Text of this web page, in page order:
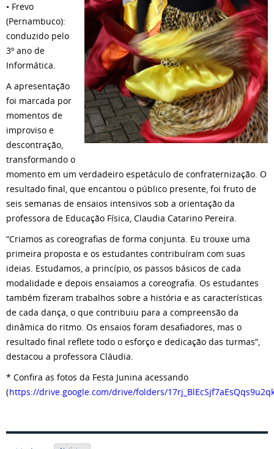
• Frevo
(Pernambuco):
conduzido pelo
3º ano de
Informática.
A apresentação
foi marcada por
momentos de
improviso e
descontração,
transformando o
momento em um verdadeiro espetáculo de confraternização. O
resultado final, que encantou o público presente, foi fruto de
seis semanas de ensaios intensivos sob a orientação da
professora de Educação Física, Claudia Catarino Pereira.
“Criamos as coreografias de forma conjunta. Eu trouxe uma
primeira proposta e os estudantes contribuíram com suas
ideias. Estudamos, a princípio, os passos básicos de cada
modalidade e depois ensaiamos a coreografia. Os estudantes
também fizeram trabalhos sobre a história e as características
de cada dança, o que contribuiu para a compreensão da
dinâmica do ritmo. Os ensaios foram desafiadores, mas o
resultado final reflete todo o esforço e dedicação das turmas”,
destacou a professora Cláudia.
* Confira as fotos da Festa Junina acessando
(https://drive.google.com/drive/folders/